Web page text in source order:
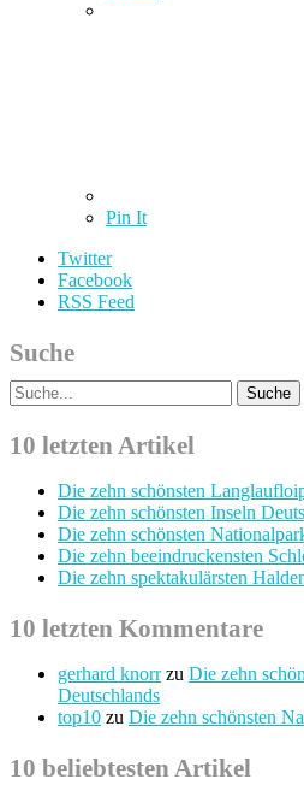
Pin It
Twitter
Facebook
RSS Feed
Suche
10 letzten Artikel
Die zehn schönsten
Die zehn schönsten Inseln
Die zehn schönsten
Die zehn beeindruckensten
Die zehn spektakulärsten
10 letzten Kommentare
gerhard knorrzu Die zehn
Deutschlands
top10 zu Die zehn schönsten
10 beliebtesten Artikel